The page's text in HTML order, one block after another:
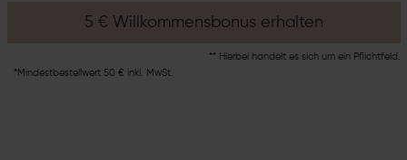
5 € Willkommensbonus erhalten
** Hierbei handelt es sich um ein Pflichtfeld.
*Mindestbestellwert 50 € inkl. MwSt.